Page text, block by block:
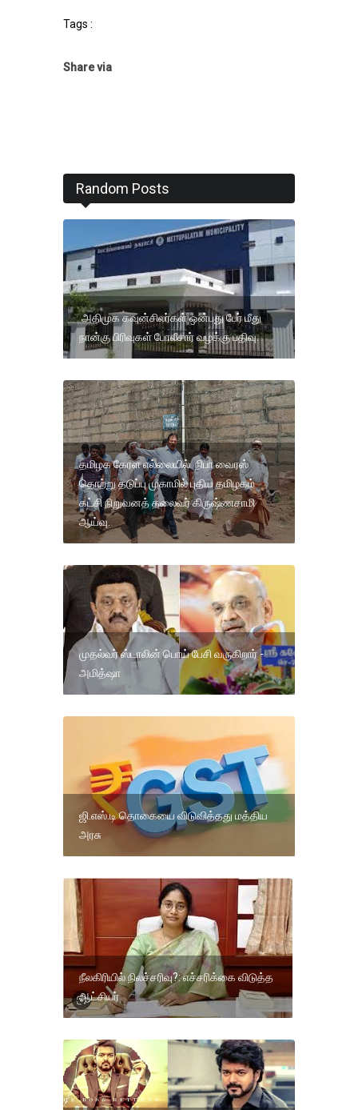
Tags :
Share via
Random Posts
அதிமுக கவுன்சிலர்கள் ஒன்பது பேர் மீது
நான்கு பிரிவுகள் போலீசார் வழக்கு பதிவு.
தமிழக கேரள எல்லையில் நிபா வைரஸ்
தொற்று தடுப்பு முகாமில் புதிய தமிழகம்
கட்சி நிறுவனத் தலைவர் கிருஷ்ணசாமி
ஆய்வு.
முதல்வர் ஸ்டாலின் பொய் பேசி வருகிறார் -
அமித்ஷா
ஜி.எஸ்.டி தொகையை விடுவித்தது மத்திய
அரசு
நீலகிரியில் நிலச்சரிவு?: எச்சரிக்கை விடுத்த
ஆட்சியர்